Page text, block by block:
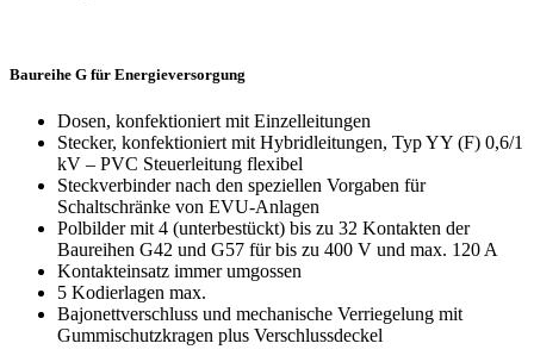
Baureihe G für Energieversorgung
Dosen, konfektioniert mit Einzelleitungen
Stecker, konfektioniert mit Hybridleitungen, Typ YY (F) 0,6/1
kV – PVC Steuerleitung flexibel
Steckverbinder nach den speziellen Vorgaben für
Schaltschränke von EVU-Anlagen
Polbilder mit 4 (unterbestückt) bis zu 32 Kontakten der
Baureihen G42 und G57 für bis zu 400 V und max. 120 A
Kontakteinsatz immer umgossen
5 Kodierlagen max.
Bajonettverschluss und mechanische Verriegelung mit
Gummischutzkragen plus Verschlussdeckel